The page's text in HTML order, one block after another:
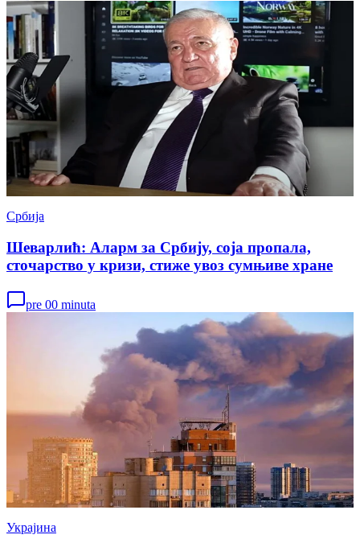
Србија
Шеварлић: Аларм за Србију, соја пропала,
сточарство у кризи, стиже увоз сумњиве хране
pre 00 minuta
Украјина